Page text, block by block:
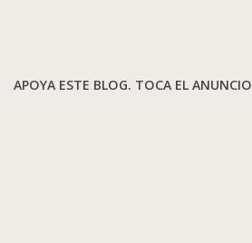
APOYA ESTE BLOG. TOCA EL ANUNCIO